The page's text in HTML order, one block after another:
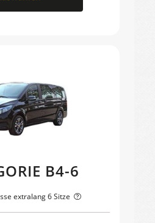
B4-6
extralang 6 Sitze